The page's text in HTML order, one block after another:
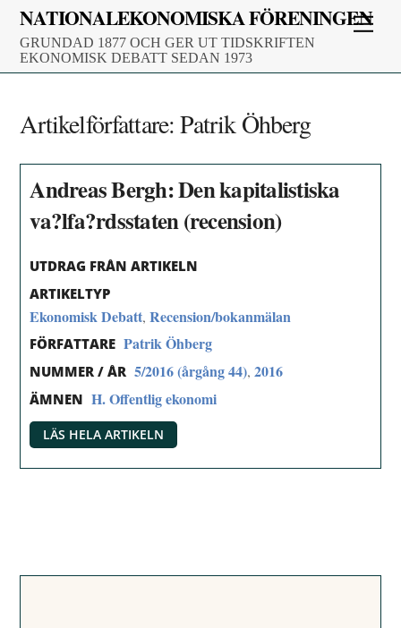
Skip
content
NATIONALEKONOMISKA FÖRENINGEN
GRUNDAD 1877 OCH GER UT TIDSKRIFTEN
EKONOMISK DEBATT SEDAN 1973
Artikelförfattare:Patrik Öhberg
Andreas Bergh: Den kapitalistiska
va?lfa?rdsstaten (recension)
UTDRAG FRÅN ARTIKELN
ARTIKELTYP
Ekonomisk Debatt,Recension/bokanmälan
FÖRFATTARE Patrik Öhberg
NUMMER / ÅR 5/2016 (årgång 44),2016
ÄMNEN H. Offentlig ekonomi
LÄS HELA ARTIKELN